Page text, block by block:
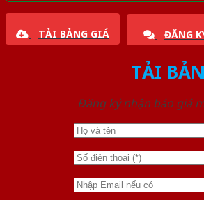
TẢI BẢNG GIÁ ĐĂNG
TẢI
Đăng ký nhận báo giá